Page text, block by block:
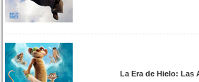
La Era de Hielo: Las